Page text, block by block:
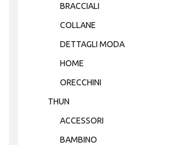
BRACCIALI
COLLANE
DETTAGLI MODA
HOME
ORECCHINI
THUN
ACCESSORI
BAMBINO